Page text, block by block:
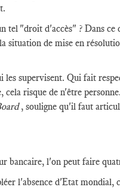
tel "droit d'accès" ? Dans ce
situation de mise en
les supervisent. Qui fait
risque de n'être
, souligne qu'il faut
bancaire, l'on peut faire
l'absence d'Etat mondial,